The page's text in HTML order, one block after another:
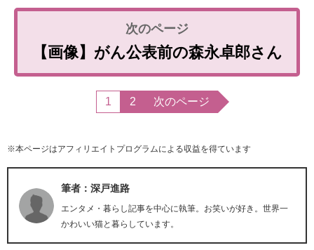
【画像】がん公表前の森永卓郎さん
1 2 次のページ
※本ページはアフィリエイトプログラムによる収益を得ています
筆者：深戸進路
エンタメ・暮らし記事を中心に執筆。お笑いが好き。世界一
かわいい猫と暮らしています。